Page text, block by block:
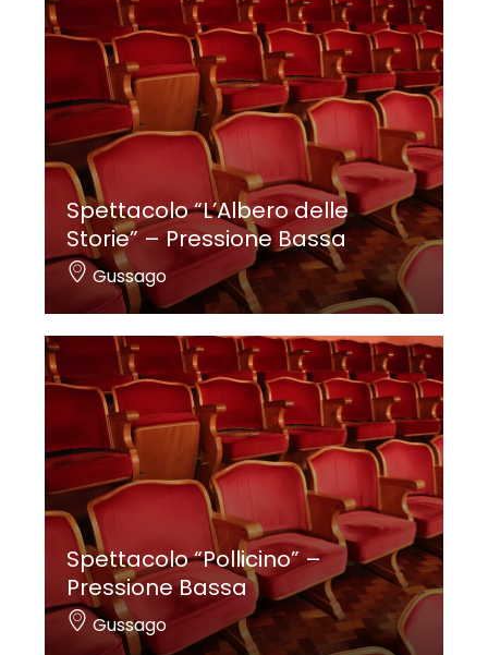
Spettacolo “L’Albero delle
Storie” – Pressione Bassa
Gussago
Spettacolo “Pollicino” –
Pressione Bassa
Gussago